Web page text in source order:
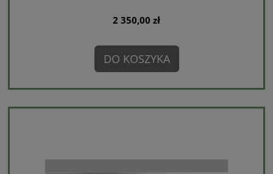
2 350,00 zł
DO KOSZYKA